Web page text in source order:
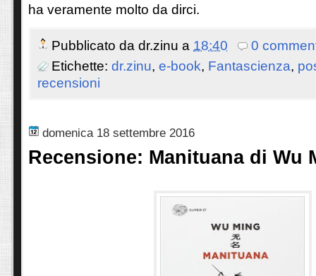
ha veramente molto da dirci.
Pubblicato da dr.zinu a 18:40
0
Etichette: dr.zinu, e-book, Fantascienza,
recensioni
domenica 18 settembre 2016
Recensione: Manituana di Wu